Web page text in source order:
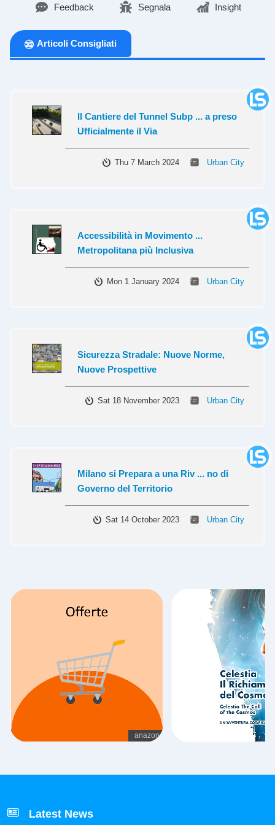
Feedback Segnala Insight
Articoli Consigliati
Il Cantiere del Tunnel Subp ... a preso
Ufficialmente il Via
Thu 7 March 2024 Urban City
Accessibilità in Movimento ...
Metropolitana più Inclusiva
Mon 1 January 2024 Urban City
Sicurezza Stradale: Nuove Norme,
Nuove Prospettive
Sat 18 November 2023 Urban City
Milano si Prepara a una Riv ... no di
Governo del Territorio
Sat 14 October 2023 Urban City
Latest News